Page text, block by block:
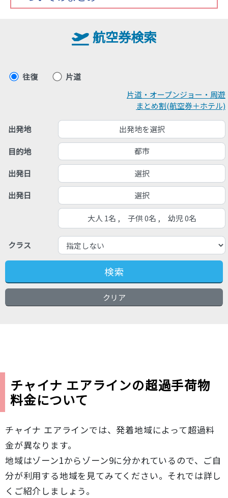
航空券検索
往復
片道
片道・オープンジョー・周遊
まとめ割(航空券＋ホテル)
出発地 出発地を選択
目的地 都市
出発日 選択
出発日 選択
大人 1名 , 子供 0名 , 幼児 0名
クラス
検索
クリア
チャイナ エアラインの超過手荷物
料金について
チャイナ エアラインでは、発着地域によって超過料
金が異なります。
地域はゾーン1からゾーン9に分かれているので、ご自
分が利用する地域を見てみてください。それでは詳し
くご紹介しましょう。